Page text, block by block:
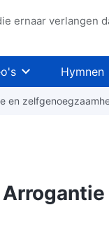
ernaar verlangen
Hymnen
en
Arrogantie